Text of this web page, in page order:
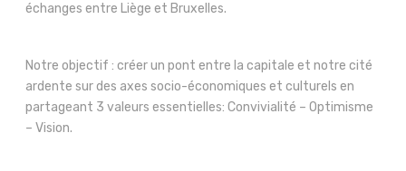
échanges entre Liège et Bruxelles.
Notre objectif : créer un pont entre la capitale et notre cité
ardente sur des axes socio-économiques et culturels en
partageant 3 valeurs essentielles: Convivialité – Optimisme
– Vision.